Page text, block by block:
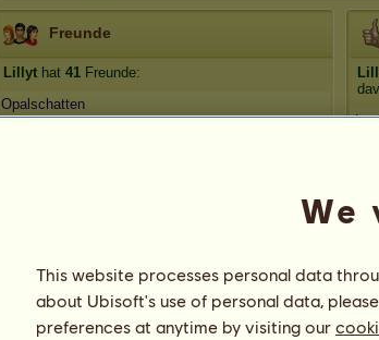
Freunde
Lillyt hat 41 Freunde:
Opalschatten
We
This website processes personal data
about Ubisoft's use of personal data,
preferences at anytime by visiting our